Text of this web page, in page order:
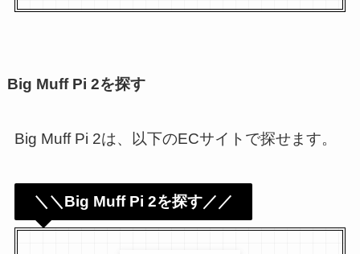
Big Muff Pi 2を探す
Big Muff Pi 2は、以下のECサイトで探せます。
＼＼Big Muff Pi 2を探す／／